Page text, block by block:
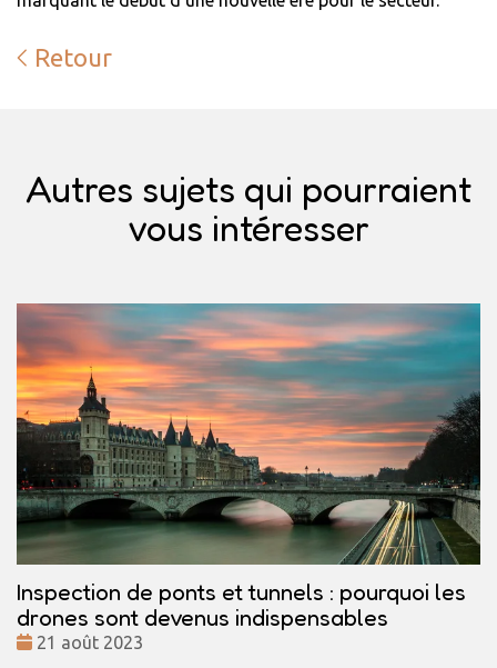
Retour
Autres sujets qui pourraient
vous intéresser
Inspection de ponts et tunnels : pourquoi les
drones sont devenus indispensables
Date
21 août 2023